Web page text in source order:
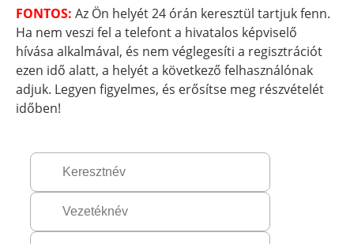
FONTOS: Az Ön helyét 24 órán keresztül tartjuk fenn.
Ha nem veszi fel a telefont a hivatalos képviselő
hívása alkalmával, és nem véglegesíti a regisztrációt
ezen idő alatt, a helyét a következő felhasználónak
adjuk. Legyen figyelmes, és erősítse meg részvételét
időben!